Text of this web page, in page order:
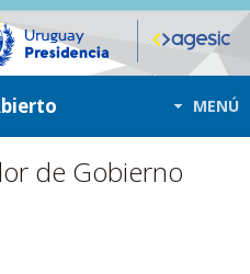
MENÚ
de Gobierno